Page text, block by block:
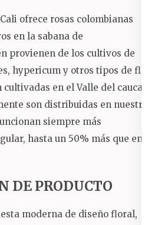
ofrece rosas colombianas
en la sabana de
provienen de los cultivos de
hypericum y otros tipos de flor.
en el Valle del cauca y
son distribuidas en nuestro
siempre más
hasta un 50% más que en
DE PRODUCTO
moderna de diseño floral,